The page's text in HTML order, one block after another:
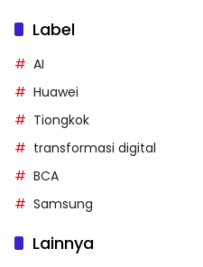
Label
AI
Huawei
Tiongkok
transformasi digital
BCA
Samsung
Lainnya